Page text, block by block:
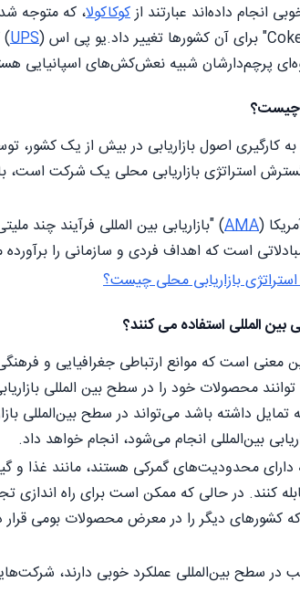
انجام داده‌اند عبارتند ازکوکاکولا، که متوجه
UPS
)
پرچم‌دارشان شبیه نعش‌کش‌های اسپانیایی
چیست؟
به کارگیری اصول بازاریابی در بیش از یک
گسترش استراتژی بازاریابی محلی یک شرکت
(
AMA) "بازاریابی بین المللی فرآیند چند
است که اهداف فردی و سازمانی را
بازاریابی محلی چیست؟
بین المللی استفاده می کنند؟
معنی است که موانع ارتباطی جغرافیایی و
محصولات خود را در سطح بین المللی
داشته باشد می‌تواند در سطح بین‌المللی
بین‌المللی انجام می‌شود، انجام خواهد داد.
محدودیت‌های گمرکی هستند، مانند غذا و
کنند. در حالی که ممکن است برای راه
کشورهای دیگر را در معرض محصولات بومی
در سطح بین‌المللی عملکرد خوبی دارند،